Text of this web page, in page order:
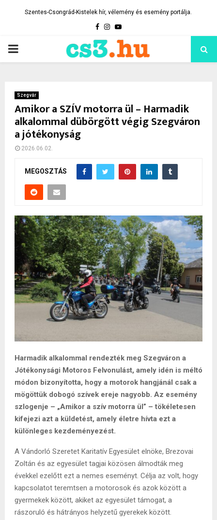
Szentes-Csongrád-Kistelek hír, vélemény és esemény portálja.
Facebook
Instagram
Youtube
PRIMARY
Szegvár
Amikor a SZÍV motorra ül – Harmadik
alkalommal dübörgött végig Szegváron
a jótékonyság
2026.06.02.
MEGOSZTÁS
Harmadik alkalommal rendezték meg Szegváron a
Jótékonysági Motoros Felvonulást, amely idén is méltó
módon bizonyította, hogy a motorok hangjánál csak a
mögöttük dobogó szívek ereje nagyobb. Az esemény
szlogenje – „Amikor a szív motorra ül” – tökéletesen
kifejezi azt a küldetést, amely életre hívta ezt a
különleges kezdeményezést.
A Vándorló Szeretet Karitatív Egyesület elnöke, Brezovai
Zoltán és az egyesület tagjai közösen álmodták meg
évekkel ezelőtt ezt a nemes eseményt. Célja az volt, hogy
kapcsolatot teremtsen a motorosok és azok között a
gyermekek között, akiket az egyesület támogat, a
rászoruló és hátrányos helyzetű gyerekek között.